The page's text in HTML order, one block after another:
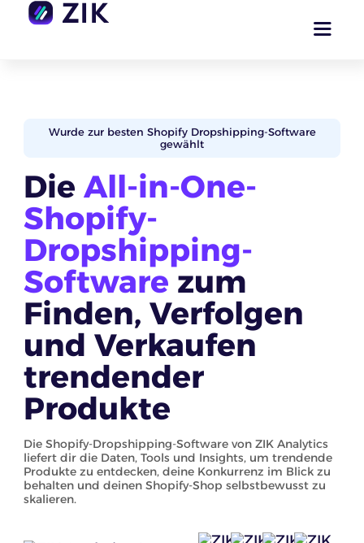
Wurde zur besten Shopify Dropshipping-Software
gewählt
Die All-in-One-
Shopify-
Dropshipping-
Software zum
Finden, Verfolgen
und Verkaufen
trendender
Produkte
Die Shopify-Dropshipping-Software von ZIK Analytics
liefert dir die Daten, Tools und Insights, um trendende
Produkte zu entdecken, deine Konkurrenz im Blick zu
behalten und deinen Shopify-Shop selbstbewusst zu
skalieren.